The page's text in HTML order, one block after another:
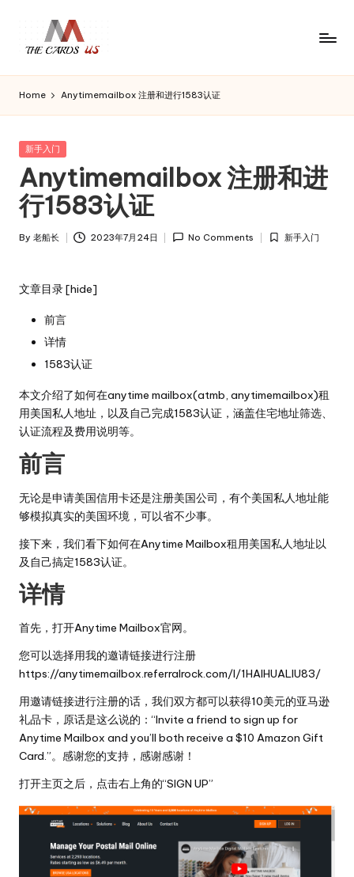
S
r
d
s
of
Home Anytimemailbox 注册和进行1583认证
Posted
新手入门
Anytimemailbox 注册和进
行1583认证
Posted
By 老船长 2023年7月24日 No Comments
Posted
新手入门
文章目录[hide]
前言
详情
1583认证
本文介绍了如何在anytime mailbox(atmb, anytimemailbox)租
用美国私人地址，以及自己完成1583认证，涵盖住宅地址筛选、
认证流程及费用说明等。
前言
无论是申请美国信用卡还是注册美国公司，有个美国私人地址能
够模拟真实的美国环境，可以省不少事。
接下来，我们看下如何在Anytime Mailbox租用美国私人地址以
及自己搞定1583认证。
详情
首先，打开Anytime Mailbox官网。
您可以选择用我的邀请链接进行注册
https://anytimemailbox.referralrock.com/l/1HAIHUALIU83/
用邀请链接进行注册的话，我们双方都可以获得10美元的亚马逊
礼品卡，原话是这么说的：“Invite a friend to sign up for
Anytime Mailbox and you’ll both receive a $10 Amazon Gift
Card.”。感谢您的支持，感谢感谢！
打开主页之后，点击右上角的“SIGN UP”